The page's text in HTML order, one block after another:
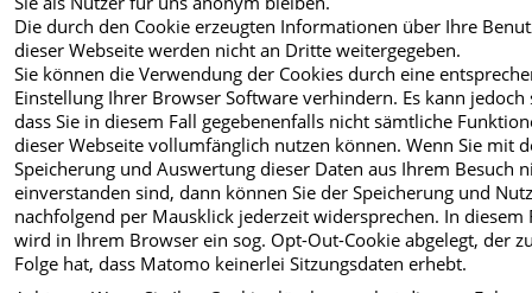
Die durch den Cookie erzeugten Informationen über Ihre
dieser Webseite werden nicht an Dritte weitergegeben.
Sie können die Verwendung der Cookies durch eine
Einstellung Ihrer Browser Software verhindern. Es kann jedoch
dass Sie in diesem Fall gegebenenfalls nicht sämtliche
dieser Webseite vollumfänglich nutzen können. Wenn Sie mit
Speicherung und Auswertung dieser Daten aus Ihrem Besuch
einverstanden sind, dann können Sie der Speicherung und
nachfolgend per Mausklick jederzeit widersprechen. In diesem
wird in Ihrem Browser ein sog. Opt-Out-Cookie abgelegt, der
Folge hat, dass Matomo keinerlei Sitzungsdaten erhebt.